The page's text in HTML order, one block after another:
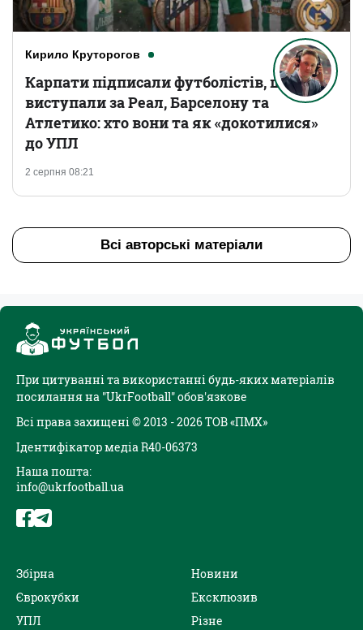
Кирило Круторогов
2 серпня 08:21
Карпати підписали футболістів, що
виступали за Реал, Барселону та
Атлетико: хто вони та як «докотилися»
до УПЛ
Всі авторські матеріали
При цитуванні та використанні будь-яких матеріалів
посилання на "UkrFootball" обов'язкове
Всі права захищені © 2013 - 2026 ТОВ «ПМХ»
Ідентифікатор медіа R40-06373
Наша пошта:
info@ukrfootball.ua
Збірна
Єврокубки
УПЛ
Новини
Ексклюзив
Різне